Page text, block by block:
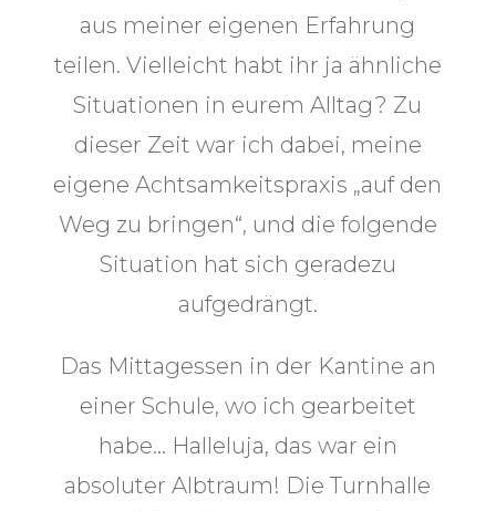
aus meiner eigenen Erfahrung
teilen. Vielleicht habt ihr ja ähnliche
Situationen in eurem Alltag? Zu
dieser Zeit war ich dabei, meine
eigene Achtsamkeitspraxis „auf den
Weg zu bringen“, und die folgende
Situation hat sich geradezu
aufgedrängt.
Das Mittagessen in der Kantine an
einer Schule, wo ich gearbeitet
habe… Halleluja, das war ein
absoluter Albtraum! Die Turnhalle